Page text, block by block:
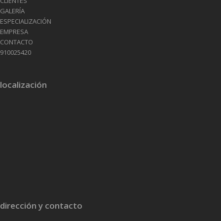
GALERÍA
ESPECIALIZACIÓN
EMPRESA
CONTACTO
910025420
localización
dirección y contacto